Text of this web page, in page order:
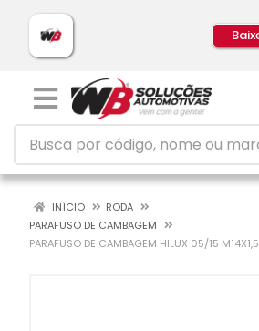
INÍCIO
RODA
PARAFUSO DE CAMBAGEM
PARAFUSO DE CAMBAGEM HILUX 05/15